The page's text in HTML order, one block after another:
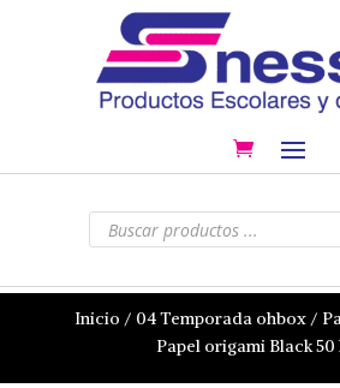
Búsqueda
productos
Inicio / 04 Temporada ohbox/
Papel origami Black 50